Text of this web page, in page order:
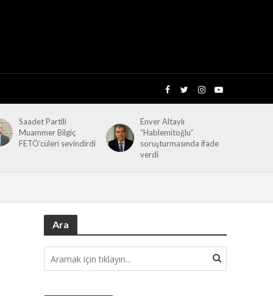
Saadet Partili
Muammer Bilgiç
FETÖ’cüleri sevindirdi
Enver Altaylı
“Hablemitoğlu”
soruşturmasında ifade
verdi
Ara